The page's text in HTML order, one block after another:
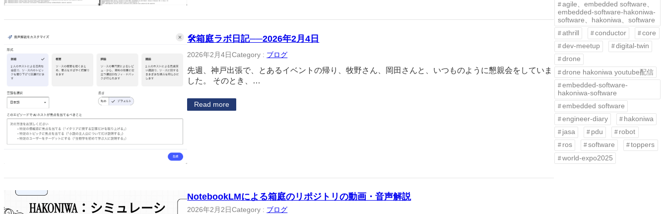
🛠箱庭ラボ日記──2026年2月4日
2026年2月4日Category : ブログ
先週、神戸出張で、とあるイベントの帰り、牧野さん、岡田さんと、いつものように懇親会をしていま
した。 そのとき、…
Read more
NotebookLMによる箱庭のリポジトリの動画・音声解説
2026年2月2日Category : ブログ
agile、embedded software、
embedded-software-hakoniwa-
software、hakoniwa、software
athrill
conductor
core
dev-meetup
digital-twin
drone
drone hakoniwa youtube配信
embedded-software-
hakoniwa-software
embedded software
engineer-diary
hakoniwa
jasa
pdu
robot
ros
software
toppers
world-expo2025